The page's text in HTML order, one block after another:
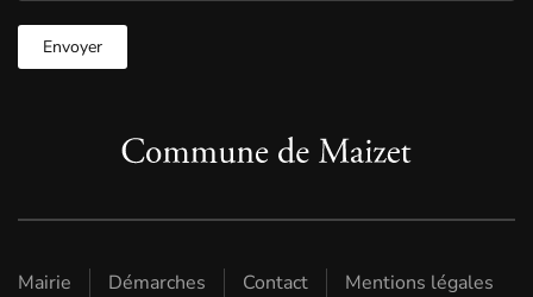
Mairie Démarches Contact
Mentions légales